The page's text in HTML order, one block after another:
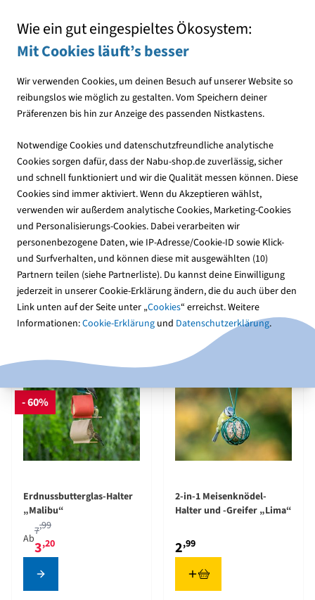
Wie ein gut eingespieltes Ökosystem:
Mit Cookies läuft’s besser
Wir verwenden Cookies, um deinen Besuch auf unserer Website so
reibungslos wie möglich zu gestalten. Vom Speichern deiner
Präferenzen bis hin zur Anzeige des passenden Nistkastens.
Notwendige Cookies und datenschutzfreundliche analytische
Cookies sorgen dafür, dass der Nabu-shop.de zuverlässig, sicher
und schnell funktioniert und wir die Qualität messen können. Diese
Cookies sind immer aktiviert. Wenn du Akzeptieren wählst,
verwenden wir außerdem analytische Cookies, Marketing-Cookies
und Personalisierungs-Cookies. Dabei verarbeiten wir
personenbezogene Daten, wie IP-Adresse/Cookie-ID sowie Klick-
und Surfverhalten, und können diese mit ausgewählten (10)
Partnern teilen (siehe Partnerliste). Du kannst deine Einwilligung
jederzeit in unserer Cookie-Erklärung ändern, die du auch über den
Link unten auf der Seite unter „Cookies“ erreichst. Weitere
Informationen:Cookie-Erklärung und Datenschutzerklärung.
Vogelfutterhäuser
Halter für Fettfutter
Fettfutter-Halter sind eine hervorragende Ergänzung in der
Winterfütterung und ermöglichen eine hygienische und
artgerechte Fütterung.
52 Produkte
- 60%
Erdnussbutterglas-Halter
„Malibu“
Ab
7,99
3,20
Konfigurieren
2-in-1 Meisenknödel-
Halter und -Greifer „Lima“
2,99